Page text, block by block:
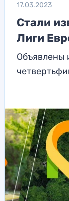
17.03.2023
Стали
Лиги
Объявлены